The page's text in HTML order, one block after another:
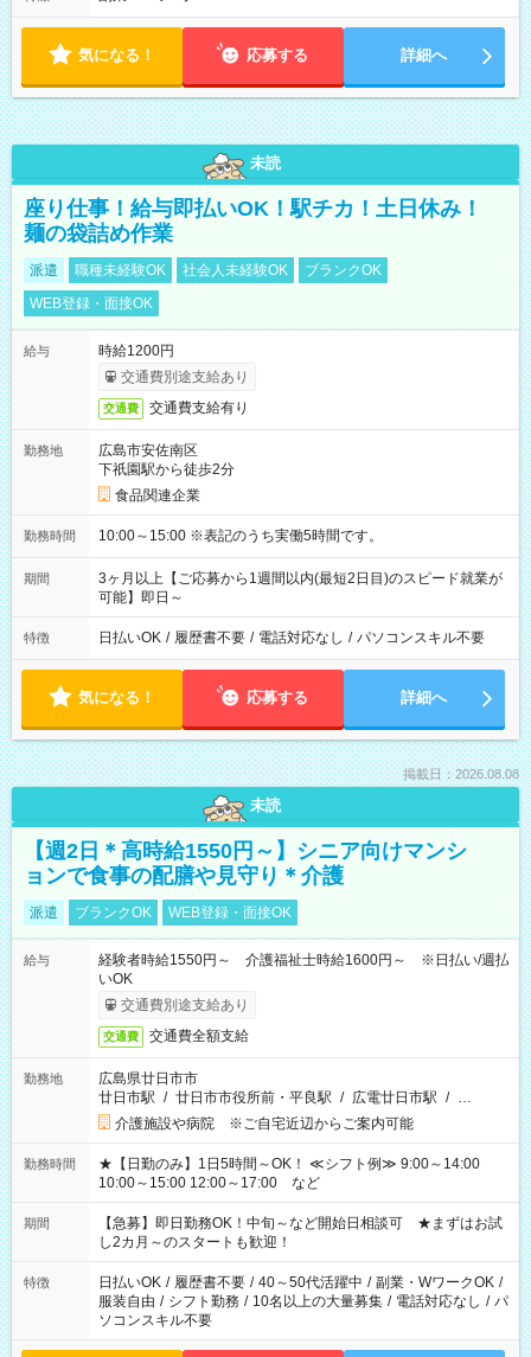
気になる！ 応募する 詳細へ
未読
座り仕事！給与即払いOK！駅チカ！土日休み！
麺の袋詰め作業
派遣 職種未経験OK 社会人未経験OK
ブランクOK
WEB登録・面接OK
給与
時給1200円
交通費別途支給あり
交通費 交通費支給有り
勤務地
広島市安佐南区
下祇園駅から徒歩2分
食品関連企業
勤務時間 10:00～15:00 ※表記のうち実働5時間です。
期間
3ヶ月以上【ご応募から1週間以内(最短2日目)のスピード就業が
可能】即日～
特徴 日払いOK / 履歴書不要 / 電話対応なし / パソコンスキル不要
気になる！ 応募する 詳細へ
掲載日：2026.08.08
未読
【週2日＊高時給1550円～】シニア向けマンシ
ョンで食事の配膳や見守り＊介護
派遣 ブランクOK WEB登録・面接OK
給与
経験者時給1550円～ 介護福祉士時給1600円～ ※日払い/週払
いOK
交通費別途支給あり
交通費 交通費全額支給
勤務地
広島県廿日市市
廿日市駅 / 廿日市市役所前・平良駅 / 広電廿日市駅 / …
介護施設や病院 ※ご自宅近辺からご案内可能
勤務時間
★【日勤のみ】1日5時間～OK！ ≪シフト例≫ 9:00～14:00
10:00～15:00 12:00～17:00 など
期間
【急募】即日勤務OK！中旬～など開始日相談可 ★まずはお試
し2カ月～のスタートも歓迎！
特徴 日払いOK / 履歴書不要 / 40～50代活躍中 / 副業・WワークOK /
服装自由 / シフト勤務 / 10名以上の大量募集 / 電話対応なし / パ
ソコンスキル不要